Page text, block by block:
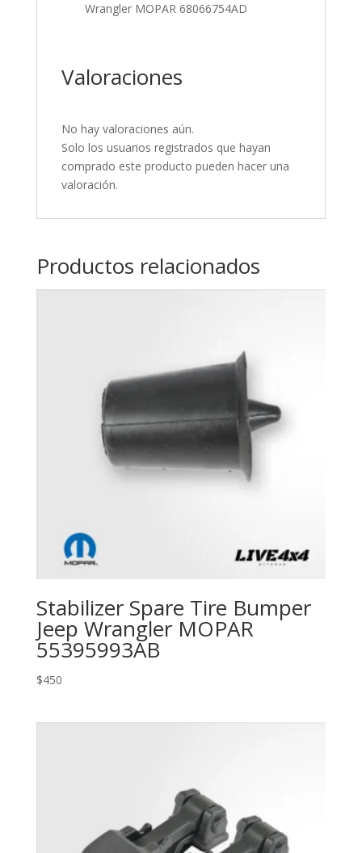
Wrangler MOPAR 68066754AD
Valoraciones
No hay valoraciones aún.
Solo los usuarios registrados que hayan
comprado este producto pueden hacer una
valoración.
Productos relacionados
Stabilizer Spare Tire Bumper
Jeep Wrangler MOPAR
55395993AB
$450